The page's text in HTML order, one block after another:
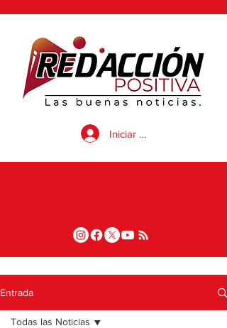
Iniciar sesión
Entrada
Todas las Noticias